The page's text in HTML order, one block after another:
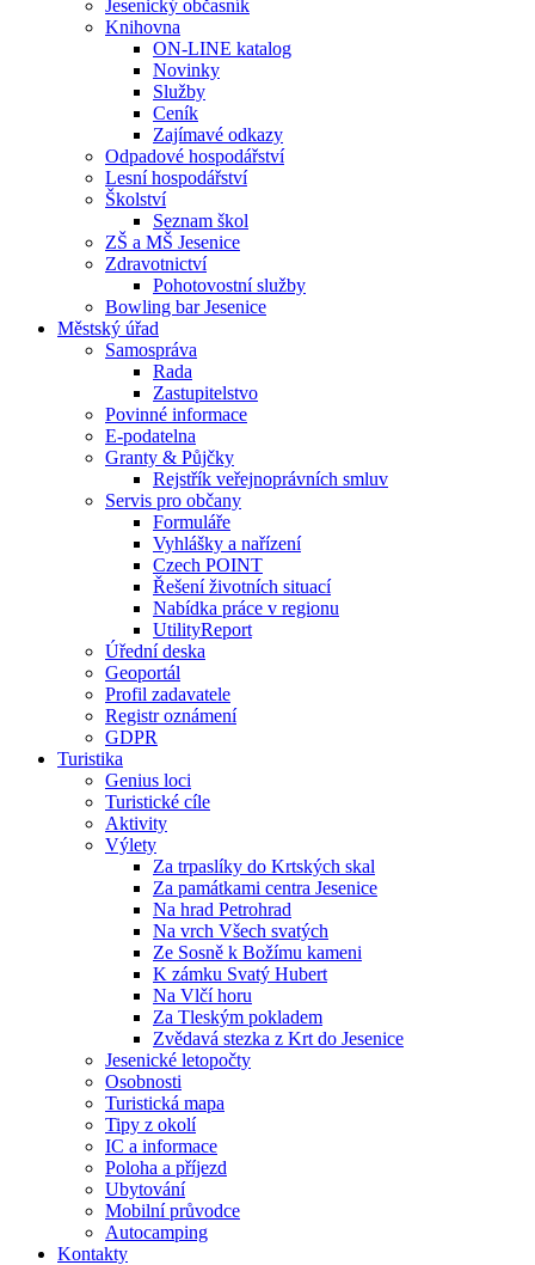
Jesenický občasník
Knihovna
ON-LINE katalog
Novinky
Služby
Ceník
Zajímavé odkazy
Odpadové hospodářství
Lesní hospodářství
Školství
Seznam škol
ZŠ a MŠ Jesenice
Zdravotnictví
Pohotovostní služby
Bowling bar Jesenice
Městský úřad
Samospráva
Rada
Zastupitelstvo
Povinné informace
E-podatelna
Granty & Půjčky
Rejstřík veřejnoprávních smluv
Servis pro občany
Formuláře
Vyhlášky a nařízení
Czech POINT
Řešení životních situací
Nabídka práce v regionu
UtilityReport
Úřední deska
Geoportál
Profil zadavatele
Registr oznámení
GDPR
Turistika
Genius loci
Turistické cíle
Aktivity
Výlety
Za trpaslíky do Krtských skal
Za památkami centra Jesenice
Na hrad Petrohrad
Na vrch Všech svatých
Ze Sosně k Božímu kameni
K zámku Svatý Hubert
Na Vlčí horu
Za Tleským pokladem
Zvědavá stezka z Krt do Jesenice
Jesenické letopočty
Osobnosti
Turistická mapa
Tipy z okolí
IC a informace
Poloha a příjezd
Ubytování
Mobilní průvodce
Autocamping
Kontakty